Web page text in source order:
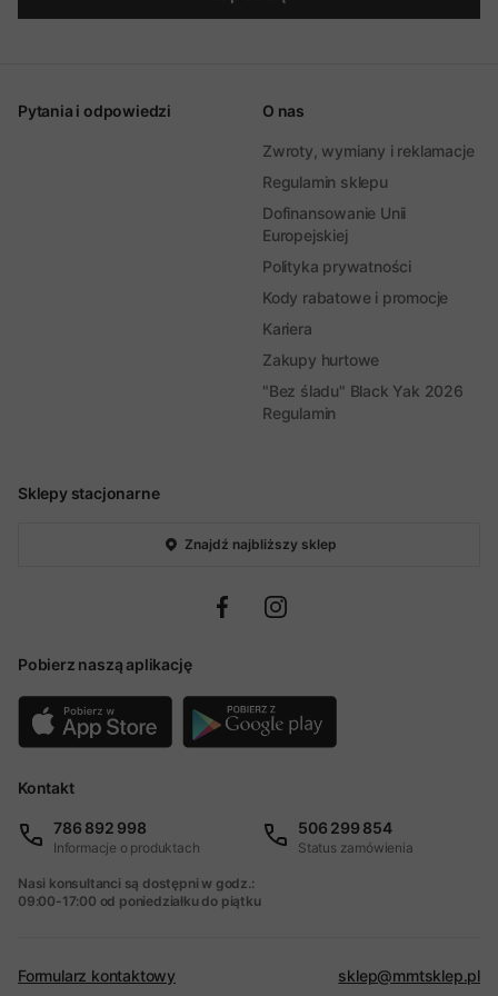
Sklepy stacjonarne
Znajdź najbliższy sklep
Pobierz naszą aplikację
Pytania i odpowiedzi O nas
Zwroty, wymiany i reklamacje
Regulamin sklepu
Dofinansowanie Unii
Europejskiej
Polityka prywatności
Kody rabatowe i promocje
Kariera
Zakupy hurtowe
"Bez śladu" Black Yak 2026
Regulamin
Kontakt
786 892 998
Informacje o produktach
506 299 854
Status zamówienia
Nasi konsultanci są dostępni w godz.:
09:00-17:00 od poniedziałku do piątku
Formularz kontaktowy sklep@mmtsklep.pl